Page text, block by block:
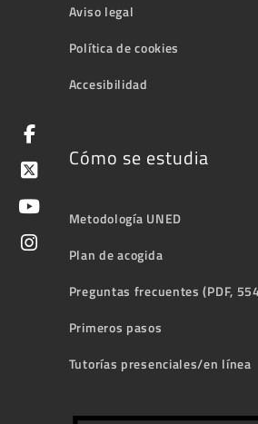
Aviso legal
Política de cookies
Accesibilidad
Cómo se estudia
Metodología UNED
Plan de acogida
Preguntas frecuentes (PDF,
Primeros pasos
Tutorías presenciales/en línea